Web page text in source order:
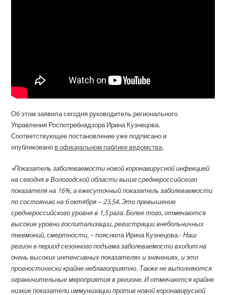
Об этом заявила сегодня руководитель регионального
Управления Роспотребнадзора Ирина Кузнецова.
Соответствующее постановление уже подписано и
опубликовано в официальном паблике ведомства.
«Показатель заболеваемости новой коронавирусной инфекцией
на сегодня в Вологодской области выше среднероссийского
показателя на 16%, а ежесуточный показатель заболеваемости
по состоянию на 6 октября – 23,54. Это превышение
среднероссийского уровня в 1,5 раза. Более того, отмечаются
высокие уровни госпитализации, регистрации внебольничных
пневмоний, смертности , – пояснила Ирина Кузнецова.-Наш
регион в период сезонного подъема заболеваемости входит на
очень высоких интенсивных показателях и значениях, и это
прогностически крайне неблагоприятно. Также не выполняются
ограничительные мероприятия в регионе. И отмечаются крайне
низкие показатели иммунизации против новой коронавирусной